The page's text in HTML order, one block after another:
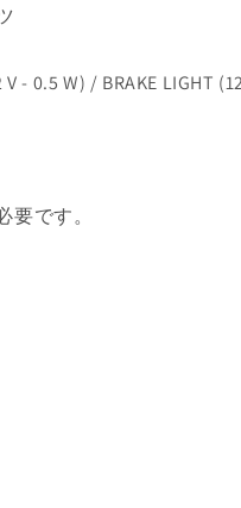
- 0.5 W) / BRAKE LIGHT
要です。